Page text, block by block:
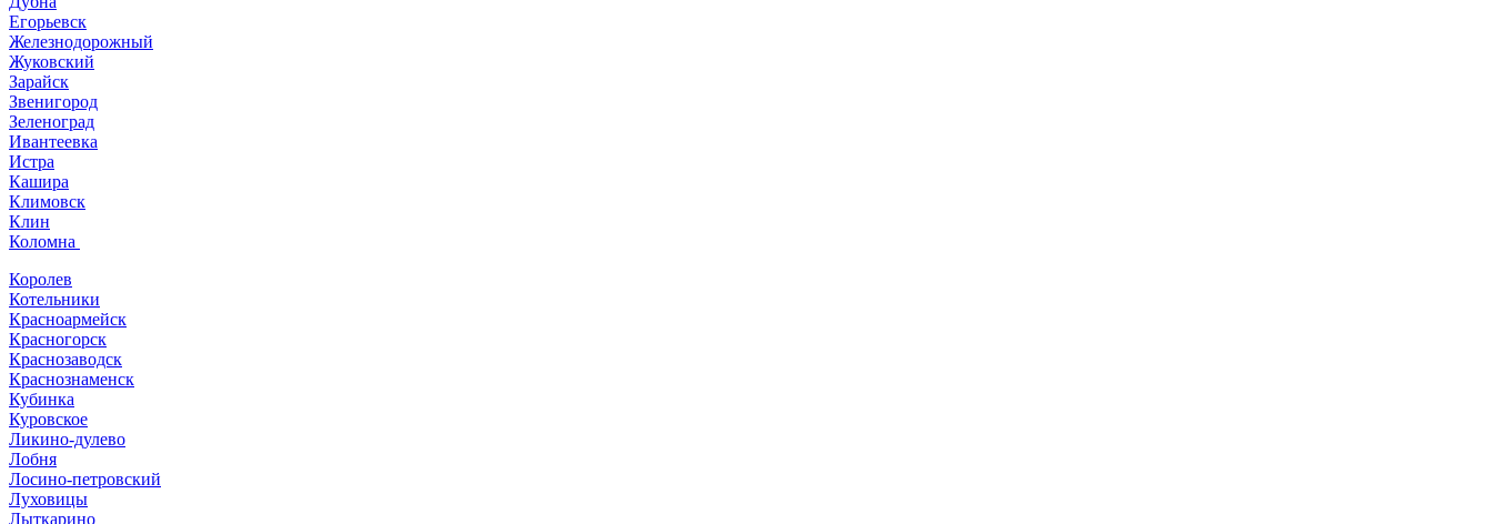
Егорьевск
Железнодорожный
Жуковский
Зарайск
Звенигород
Зеленоград
Ивантеевка
Истра
Кашира
Климовск
Клин
Коломна
Королев
Котельники
Красноармейск
Красногорск
Краснозаводск
Краснознаменск
Кубинка
Куровское
Ликино-дулево
Лобня
Лосино-петровский
Луховицы
Лыткарино